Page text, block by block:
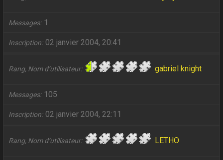
Messages 1
Inscription 02 janvier 2004, 20:41
Rang, Nom d’utilisateur gabriel knight
Messages 105
Inscription 02 janvier 2004, 22:11
Rang, Nom d’utilisateur LETHO